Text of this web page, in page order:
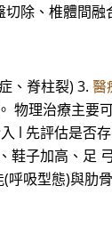
除、椎體間融
、脊柱裂) 3. 醫
物理治療主要
l 先評估是否
子加高、足
吸型態)與肋